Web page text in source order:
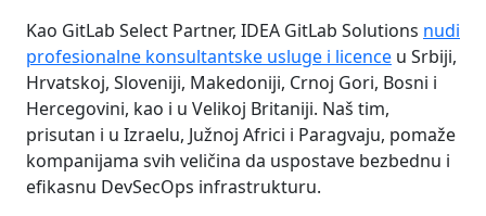
Kao GitLab Select Partner, IDEA GitLab Solutions nudi
profesionalne konsultantske usluge i licence u Srbiji,
Hrvatskoj, Sloveniji, Makedoniji, Crnoj Gori, Bosni i
Hercegovini, kao i u Velikoj Britaniji. Naš tim,
prisutan i u Izraelu, Južnoj Africi i Paragvaju, pomaže
kompanijama svih veličina da uspostave bezbednu i
efikasnu DevSecOps infrastrukturu.